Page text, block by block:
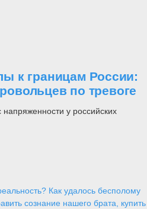
к границам России:
по тревоге
у российских
Как удалось бесполому
сознание нашего брата, купить